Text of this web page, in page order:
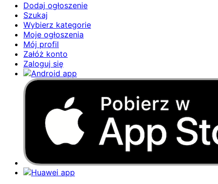
Dodaj ogłoszenie
Szukaj
Wybierz kategorie
Moje ogłoszenia
Mój profil
Załóż konto
Zaloguj się